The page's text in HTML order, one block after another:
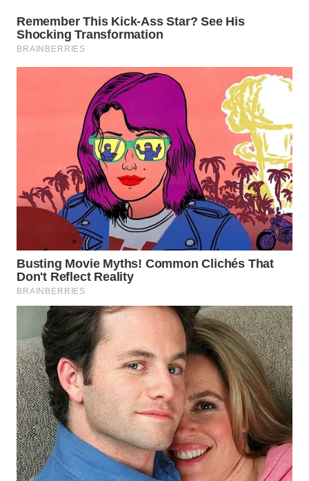
WN
BOGOR
WN
WN
SAMOSIR
PADANG
LAWAS
WN
SUMEDANG
WN
CIANJUR
WN
KEPULAUAN
SERIBU
WN